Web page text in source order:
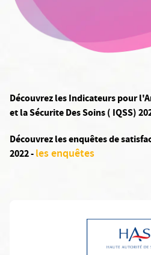
Découvrez les Indicateurs pour
et la Sécurite Des Soins ( IQSS)
Découvrez les enquêtes de
2022 -les enquêtes